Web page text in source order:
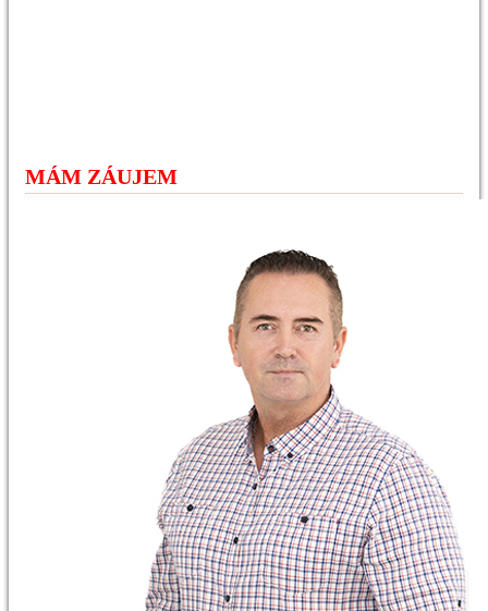
MÁM ZÁUJEM